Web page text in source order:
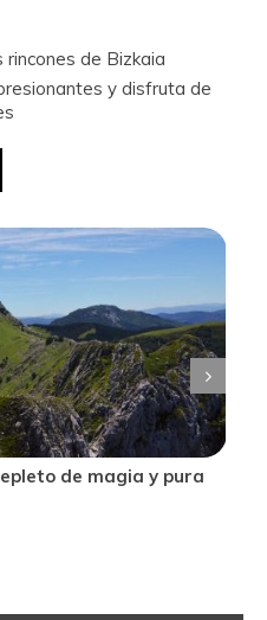
de Bizkaia
y disfruta de
de magia y pura